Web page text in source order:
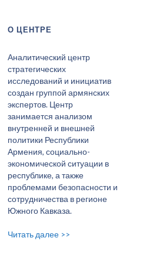
О ЦЕНТРЕ
Аналитический центр
стратегических
исследований и инициатив
создан группой армянских
экспертов. Центр
занимается анализом
внутренней и внешней
политики Республики
Армения, социально-
экономической ситуации в
республике, а также
проблемами безопасности и
сотрудничества в регионе
Южного Кавказа.
Читать далее >>